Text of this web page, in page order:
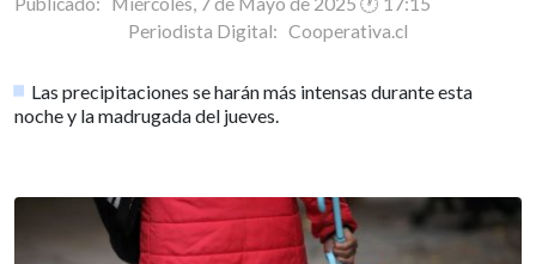
Periodista Digital: Cooperativa.cl
Las precipitaciones se harán más intensas durante esta
noche y la madrugada del jueves.